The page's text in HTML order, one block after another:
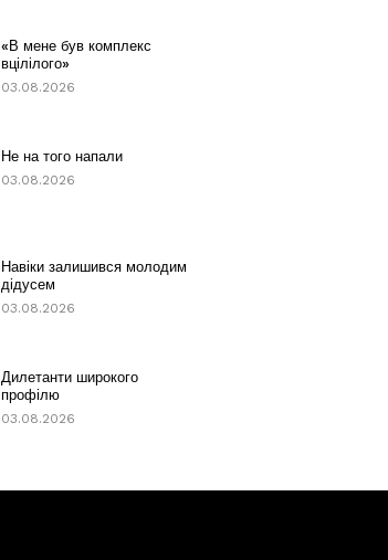
«В мене був комплекс
вцілілого»
03.08.2026
Не на того напали
03.08.2026
Навіки залишився молодим
дідусем
03.08.2026
Дилетанти широкого
профілю
03.08.2026